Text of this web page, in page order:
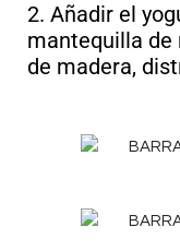
2. Añadir el
mantequilla de
de madera,